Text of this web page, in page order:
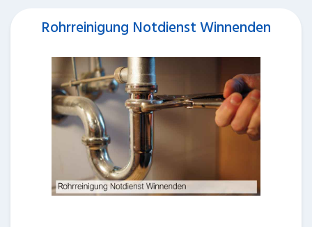
Rohrreinigung Notdienst Winnenden